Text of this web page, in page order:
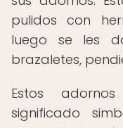
pulidos con
luego se les
brazaletes,
Estos
significado